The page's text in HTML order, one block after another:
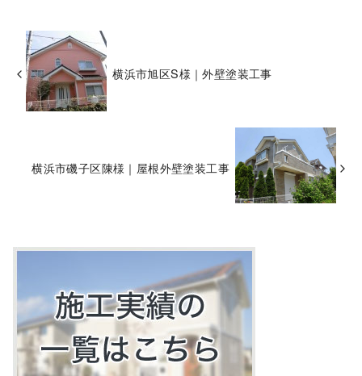
横浜市旭区S様｜外壁塗装工事
横浜市磯子区陳様｜屋根外壁塗装工事